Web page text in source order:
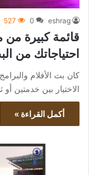
eshrag
0
527
قائمة كبيرة من
احتياجاتك من
كان بث الأفلام
الاختيار بين خدمتين
أكمل القراءة »